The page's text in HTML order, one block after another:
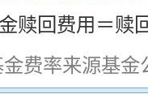
赎回费用＝赎
费率来源基